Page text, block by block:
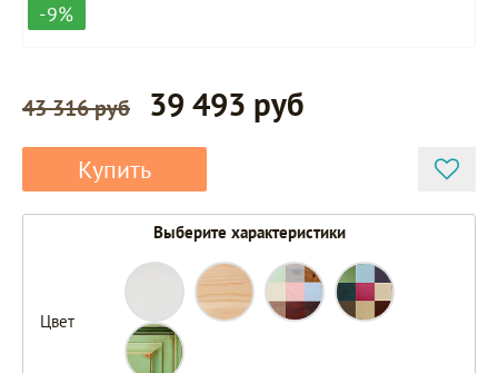
-9%
43 316 руб 39 493 руб
Купить
Выберите характеристики
Цвет